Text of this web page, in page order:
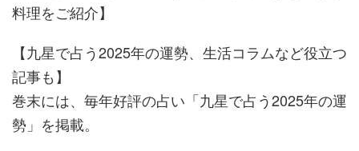
料理をご紹介】
【九星で占う2025年の運勢、生活コラムなど役立つ
記事も】
巻末には、毎年好評の占い「九星で占う2025年の運
勢」を掲載。